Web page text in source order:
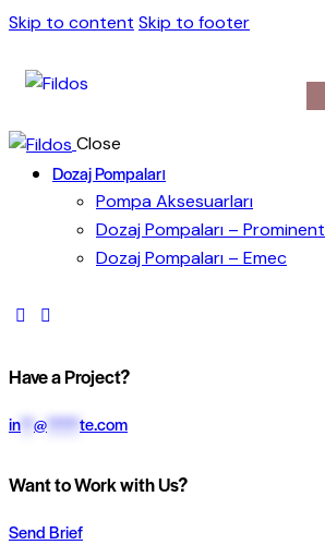
Skip to content Skip to footer
Close
Dozaj Pompaları
Pompa Aksesuarları
Dozaj Pompaları – Prominent
Dozaj Pompaları – Emec
Have a Project?
in @ ***** te.com
Want to Work with Us?
Send Brief